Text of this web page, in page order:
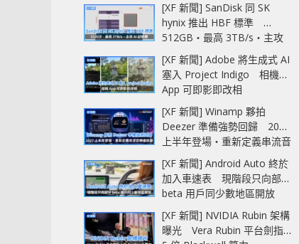
[XF 新聞] SanDisk 同 SK
hynix 推出 HBF 標準
512GB‧最高 3TB/s‧主攻
AI 記憶體
[XF 新聞] Adobe 將生成式 AI
塞入 Project Indigo 相機
App 可即影即改相
[XF 新聞] Winamp 夥拍
Deezer 準備強勢回歸 2027
上半年登場‧重新定義串流音
樂播放器
[XF 新聞] Android Auto 終於
加入車速表 現階段只向部分
beta 用戶同少數地區開放
[XF 新聞] NVIDIA Rubin 架構
曝光 Vera Rubin 平台劍指